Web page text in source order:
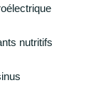
nutritifs